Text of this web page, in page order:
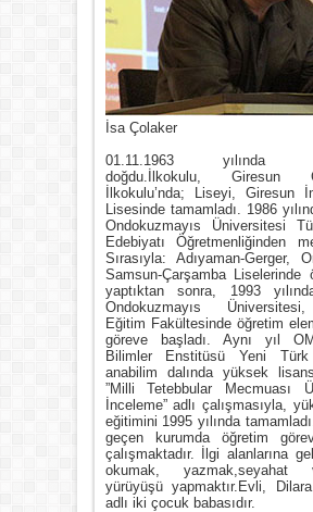
İsa Çolaker
01.11.1963 yılında
doğdu.İlkokulu, Giresun
İlkokulu’nda; Liseyi, Giresun
Lisesinde tamamladı. 1986
Ondokuzmayıs Üniversitesi
Edebiyatı Öğretmenliğinden
Sırasıyla: Adıyaman-Gerger,
Samsun-Çarşamba Liselerinde
yaptıktan sonra, 1993
Ondokuzmayıs
Eğitim Fakültesinde öğretim
göreve başladı. Aynı yıl
Bilimler Enstitüsü Yeni Türk
anabilim dalında yüksek
”Milli Tetebbular Mecmuası
İnceleme” adlı çalışmasıyla,
eğitimini 1995 yılında
geçen kurumda öğretim
çalışmaktadır. İlgi alanlarına
okumak,
yürüyüşü yapmaktır.Evli,
adlı iki çocuk babasıdır.